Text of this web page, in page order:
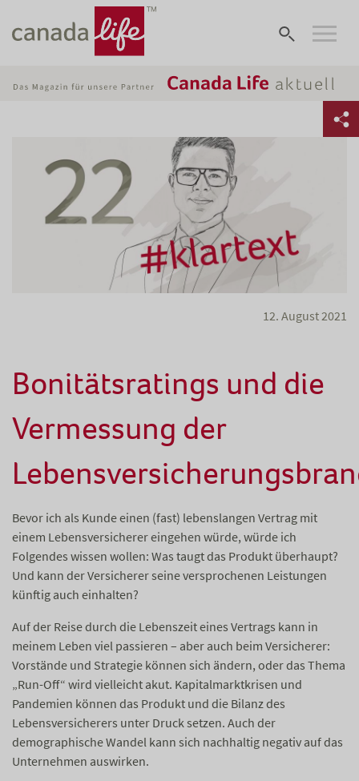
12. August 2021
Bonitätsratings und die
Vermessung der
Bevor ich als Kunde einen (fast) lebenslangen Vertrag mit
einem Lebensversicherer eingehen würde, würde ich
Folgendes wissen wollen: Was taugt das Produkt überhaupt?
Und kann der Versicherer seine versprochenen Leistungen
künftig auch einhalten?
Auf der Reise durch die Lebenszeit eines Vertrags kann in
meinem Leben viel passieren – aber auch beim Versicherer:
Vorstände und Strategie können sich ändern, oder das Thema
„Run-Off“ wird vielleicht akut. Kapitalmarktkrisen und
Pandemien können das Produkt und die Bilanz des
Lebensversicherers unter Druck setzen. Auch der
demographische Wandel kann sich nachhaltig negativ auf das
Unternehmen auswirken.